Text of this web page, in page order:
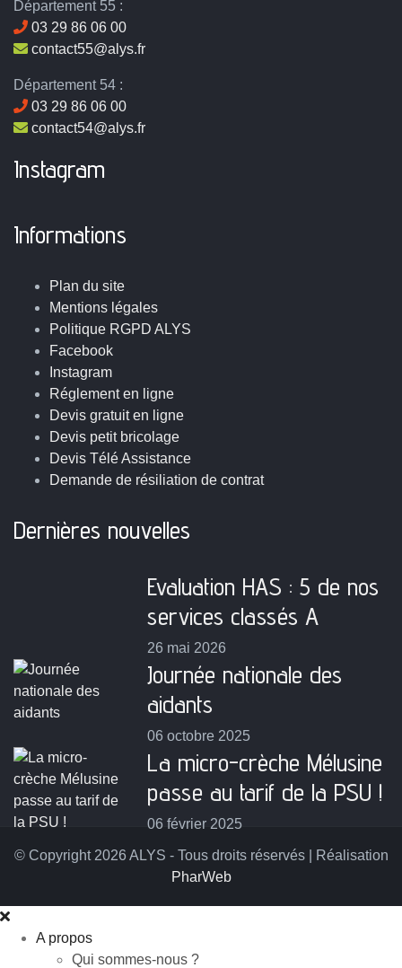
Département 55 :
03 29 86 06 00
contact55@alys.fr
Département 54 :
03 29 86 06 00
contact54@alys.fr
Instagram
Informations
Plan du site
Mentions légales
Politique RGPD ALYS
Facebook
Instagram
Réglement en ligne
Devis gratuit en ligne
Devis petit bricolage
Devis Télé Assistance
Demande de résiliation de contrat
Dernières nouvelles
Evaluation HAS : 5 de nos
services classés A
26 mai 2026
Journée nationale des
aidants
06 octobre 2025
La micro-crèche Mélusine
passe au tarif de la PSU !
06 février 2025
© Copyright 2026 ALYS - Tous droits réservés | Réalisation
PharWeb
A propos
Qui sommes-nous ?